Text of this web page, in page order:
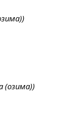
(озима))